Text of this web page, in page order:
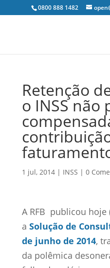
0800 888 1482
Retenção
o INSS não
1 jul, 2014| INSS | 0
A RFB publicou hoje
a Solução de
de junho de 2014,
da polêmica